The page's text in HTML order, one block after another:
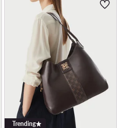
Trending